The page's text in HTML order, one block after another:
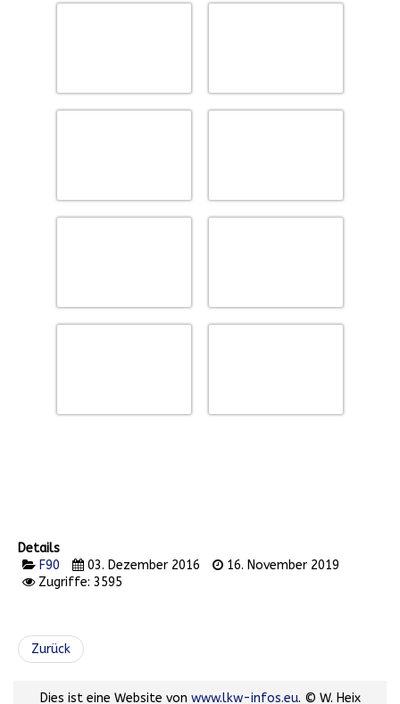
Details
F90
03. Dezember 2016
16. November 2019
Zugriffe: 3595
Zurück
Dies ist eine Website von www.lkw-infos.eu. © W. Heix